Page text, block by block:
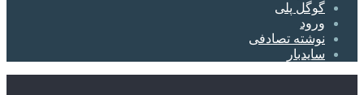
گوگل پلی
ورود
نوشته تصادفی
سایدبار